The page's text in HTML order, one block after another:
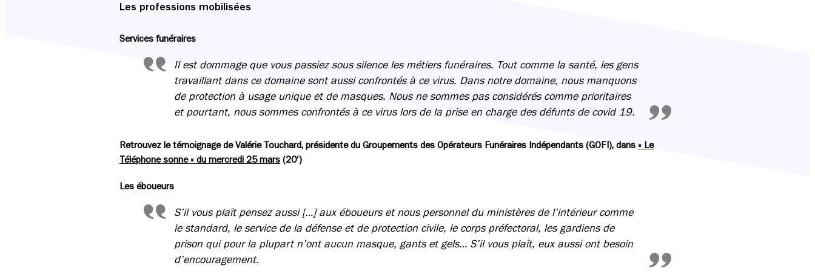
Les professions mobilisées
Services funéraires
Il est dommage que vous passiez sous silence les métiers funéraires. Tout comme la santé, les gens
travaillant dans ce domaine sont aussi confrontés à ce virus. Dans notre domaine, nous manquons
de protection à usage unique et de masques. Nous ne sommes pas considérés comme prioritaires
et pourtant, nous sommes confrontés à ce virus lors de la prise en charge des défunts de covid 19.
Retrouvez le témoignage de Valérie Touchard, présidente du Groupements des Opérateurs Funéraires Indépendants (GOFI), dans « Le
Téléphone sonne » du mercredi 25 mars (20′)
Les éboueurs
S’il vous plaît pensez aussi […] aux éboueurs et nous personnel du ministères de l’intérieur comme
le standard, le service de la défense et de protection civile, le corps préfectoral, les gardiens de
prison qui pour la plupart n’ont aucun masque, gants et gels… S’il vous plaît, eux aussi ont besoin
d’encouragement.